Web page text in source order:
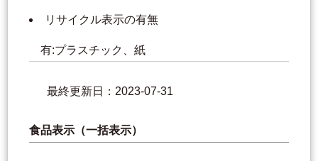
リサイクル表示の有無
有:プラスチック、紙
最終更新日：2023-07-31
食品表示（一括表示）